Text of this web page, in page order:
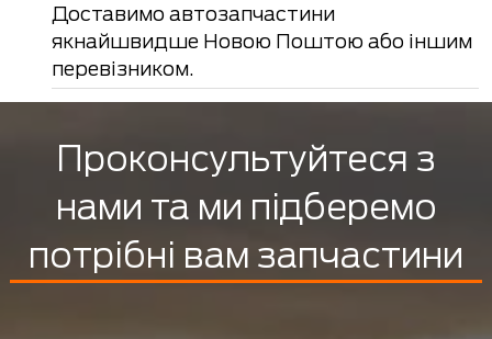
Доставимо автозапчастини
якнайшвидше Новою Поштою або іншим
перевізником.
Проконсультуйтеся з
нами та ми підберемо
потрібні вам запчастини